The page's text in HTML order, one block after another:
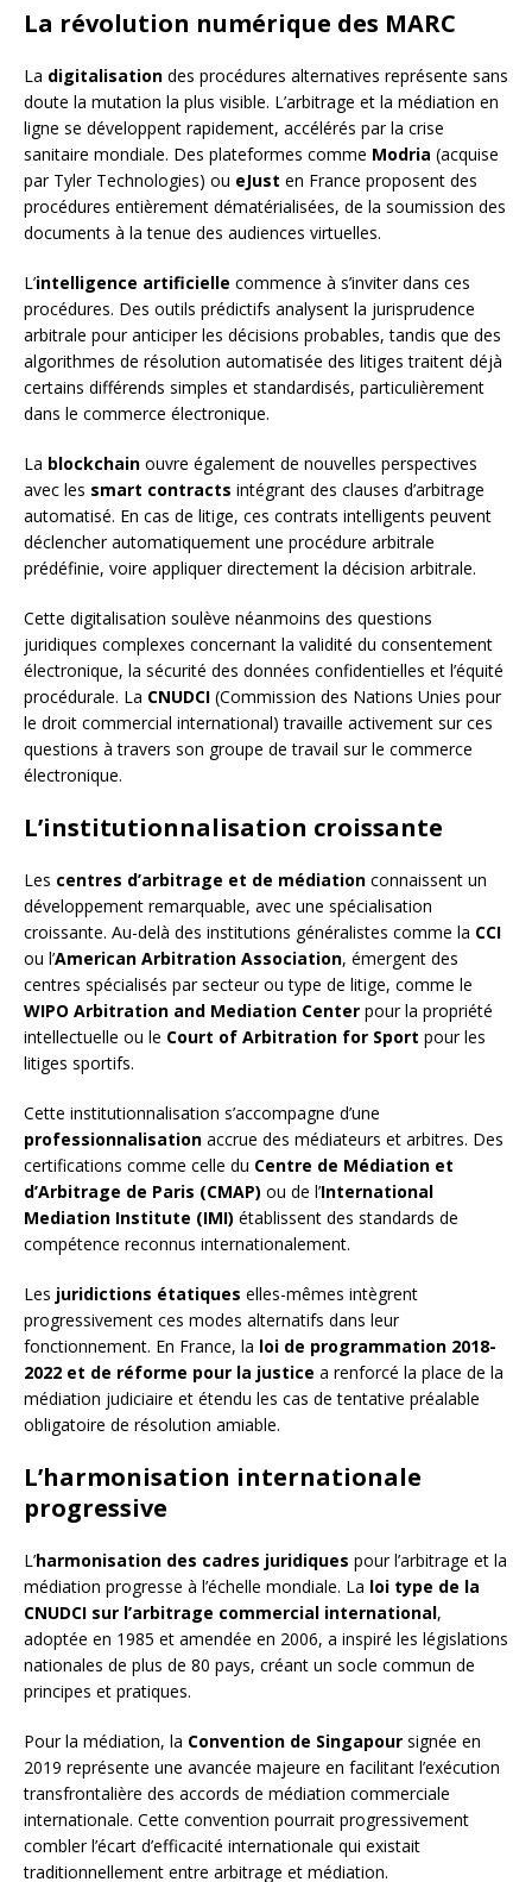
La révolution numérique des MARC
La digitalisation des procédures alternatives représente sans
doute la mutation la plus visible. L’arbitrage et la médiation en
ligne se développent rapidement, accélérés par la crise
sanitaire mondiale. Des plateformes comme Modria (acquise
par Tyler Technologies) ou eJust en France proposent des
procédures entièrement dématérialisées, de la soumission des
documents à la tenue des audiences virtuelles.
L’intelligence artificielle commence à s’inviter dans ces
procédures. Des outils prédictifs analysent la jurisprudence
arbitrale pour anticiper les décisions probables, tandis que des
algorithmes de résolution automatisée des litiges traitent déjà
certains différends simples et standardisés, particulièrement
dans le commerce électronique.
La blockchain ouvre également de nouvelles perspectives
avec les smart contracts intégrant des clauses d’arbitrage
automatisé. En cas de litige, ces contrats intelligents peuvent
déclencher automatiquement une procédure arbitrale
prédéfinie, voire appliquer directement la décision arbitrale.
Cette digitalisation soulève néanmoins des questions
juridiques complexes concernant la validité du consentement
électronique, la sécurité des données confidentielles et l’équité
procédurale. La CNUDCI (Commission des Nations Unies pour
le droit commercial international) travaille activement sur ces
questions à travers son groupe de travail sur le commerce
électronique.
L’institutionnalisation croissante
Les centres d’arbitrage et de médiation connaissent un
développement remarquable, avec une spécialisation
croissante. Au-delà des institutions généralistes comme la CCI
ou l’American Arbitration Association, émergent des
centres spécialisés par secteur ou type de litige, comme le
WIPO Arbitration and Mediation Center pour la propriété
intellectuelle ou le Court of Arbitration for Sport pour les
litiges sportifs.
Cette institutionnalisation s’accompagne d’une
professionnalisation accrue des médiateurs et arbitres. Des
certifications comme celle du Centre de Médiation et
d’Arbitrage de Paris (CMAP) ou de l’International
Mediation Institute (IMI) établissent des standards de
compétence reconnus internationalement.
Les juridictions étatiques elles-mêmes intègrent
progressivement ces modes alternatifs dans leur
fonctionnement. En France, la loi de programmation 2018-
2022 et de réforme pour la justice a renforcé la place de la
médiation judiciaire et étendu les cas de tentative préalable
obligatoire de résolution amiable.
L’harmonisation internationale
progressive
L’harmonisation des cadres juridiques pour l’arbitrage et la
médiation progresse à l’échelle mondiale. La loi type de la
CNUDCI sur l’arbitrage commercial international,
adoptée en 1985 et amendée en 2006, a inspiré les législations
nationales de plus de 80 pays, créant un socle commun de
principes et pratiques.
Pour la médiation, la Convention de Singapour signée en
2019 représente une avancée majeure en facilitant l’exécution
transfrontalière des accords de médiation commerciale
internationale. Cette convention pourrait progressivement
combler l’écart d’efficacité internationale qui existait
traditionnellement entre arbitrage et médiation.